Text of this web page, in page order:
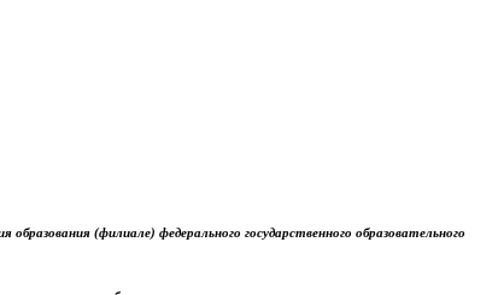
(филиале) федерального государственного образовательного